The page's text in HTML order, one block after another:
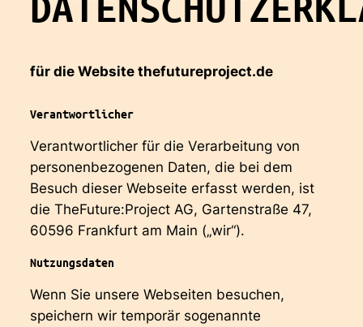
für die Website thefutureproject.de
Verantwortlicher
Verantwortlicher für die Verarbeitung von
personenbezogenen Daten, die bei dem
Besuch dieser Webseite erfasst werden, ist
die TheFuture:Project AG, Gartenstraße 47,
60596 Frankfurt am Main („wir“).
Nutzungsdaten
Wenn Sie unsere Webseiten besuchen,
speichern wir temporär sogenannte